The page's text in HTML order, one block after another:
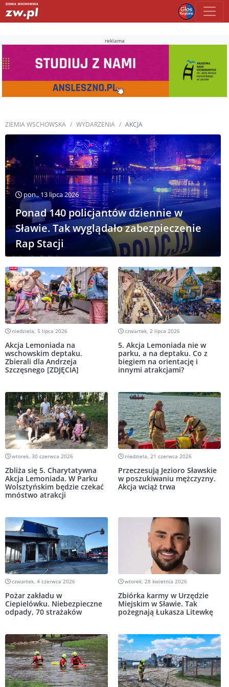
reklama
ZIEMIA WSCHOWSKA WYDARZENIA AKCJA
pon., 13 lipca 2026
Ponad 140 policjantów dziennie w
Sławie. Tak wyglądało zabezpieczenie
Rap Stacji
niedziela, 5 lipca 2026
Akcja Lemoniada na
wschowskim deptaku.
Zbierali dla Andrzeja
Szczęsnego [ZDJĘCIA]
czwartek, 2 lipca 2026
5. Akcja Lemoniada nie w
parku, a na deptaku. Co z
biegiem na orientację i
innymi atrakcjami?
wtorek, 30 czerwca 2026
Zbliża się 5. Charytatywna
Akcja Lemoniada. W Parku
Wolsztyńskim będzie czekać
mnóstwo atrakcji
niedziela, 21 czerwca 2026
Przeczesują Jezioro Sławskie
w poszukiwaniu mężczyzny.
Akcja wciąż trwa
czwartek, 4 czerwca 2026
Pożar zakładu w
Ciepielówku. Niebezpieczne
odpady, 70 strażaków
wtorek, 28 kwietnia 2026
Zbiórka karmy w Urzędzie
Miejskim w Sławie. Tak
pożegnają Łukasza Litewkę